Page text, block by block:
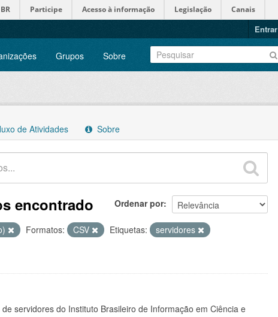
Participe Acesso à informação Legislação Canais
Entrar
Grupos Sobre
de Atividades Sobre
Ordenar por
encontrado
Formatos: CSV Etiquetas:
servidores
servidores do Instituto Brasileiro de Informação em Ciência e